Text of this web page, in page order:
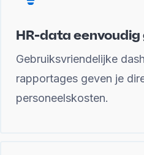
HR-data
Gebruiksvriendelijke
rapportages geven je
personeelskosten.